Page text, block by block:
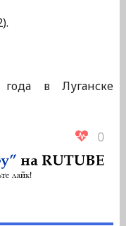
в Луганске
0